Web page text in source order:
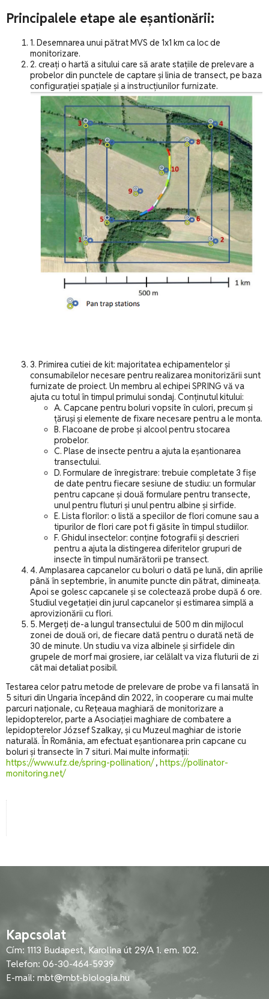
Principalele etape ale eșantionării:
1. Desemnarea unui pătrat MVS de 1x1 km ca loc de
monitorizare.
2. creați o hartă a sitului care să arate stațiile de prelevare a
probelor din punctele de captare și linia de transect, pe baza
configurației spațiale și a instrucțiunilor furnizate.
3. Primirea cutiei de kit: majoritatea echipamentelor și
consumabilelor necesare pentru realizarea monitorizării sunt
furnizate de proiect. Un membru al echipei SPRING vă va
ajuta cu totul în timpul primului sondaj. Conținutul kitului:
A. Capcane pentru boluri vopsite în culori, precum și
țăruși și elemente de fixare necesare pentru a le monta.
B. Flacoane de probe și alcool pentru stocarea
probelor.
C. Plase de insecte pentru a ajuta la eșantionarea
transectului.
D. Formulare de înregistrare: trebuie completate 3 fișe
de date pentru fiecare sesiune de studiu: un formular
pentru capcane și două formulare pentru transecte,
unul pentru fluturi și unul pentru albine și sirfide.
E. Lista florilor: o listă a speciilor de flori comune sau a
tipurilor de flori care pot fi găsite în timpul studiilor.
F. Ghidul insectelor: conține fotografii și descrieri
pentru a ajuta la distingerea diferitelor grupuri de
insecte în timpul numărătorii pe transect.
4. Amplasarea capcanelor cu boluri o dată pe lună, din aprilie
până în septembrie, în anumite puncte din pătrat, dimineața.
Apoi se golesc capcanele și se colectează probe după 6 ore.
Studiul vegetației din jurul capcanelor și estimarea simplă a
aprovizionării cu flori.
5. Mergeți de-a lungul transectului de 500 m din mijlocul
zonei de două ori, de fiecare dată pentru o durată netă de
30 de minute. Un studiu va viza albinele și sirfidele din
grupele de morf mai grosiere, iar celălalt va viza fluturii de zi
cât mai detaliat posibil.
Testarea celor patru metode de prelevare de probe va fi lansată în
5 situri din Ungaria începând din 2022, în cooperare cu mai multe
parcuri naționale, cu Rețeaua maghiară de monitorizare a
lepidopterelor, parte a Asociației maghiare de combatere a
lepidopterelor József Szalkay, și cu Muzeul maghiar de istorie
naturală. În România, am efectuat eșantionarea prin capcane cu
boluri și transecte în 7 situri. Mai multe informații:
https://www.ufz.de/spring-pollination/, https://pollinator-
monitoring.net/
Kapcsolat
Cím: 1113 Budapest, Karolina út 29/A 1. em. 102.
Telefon: 06-30-464-5939
E-mail:mbt@mbt-biologia.hu